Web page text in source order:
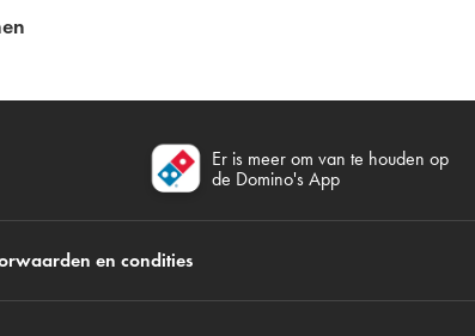
Er is meer om van te houden op
de Domino's App
en condities